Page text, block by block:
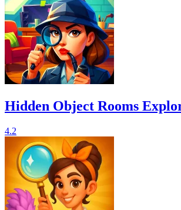
Hidden Object Rooms
4.2